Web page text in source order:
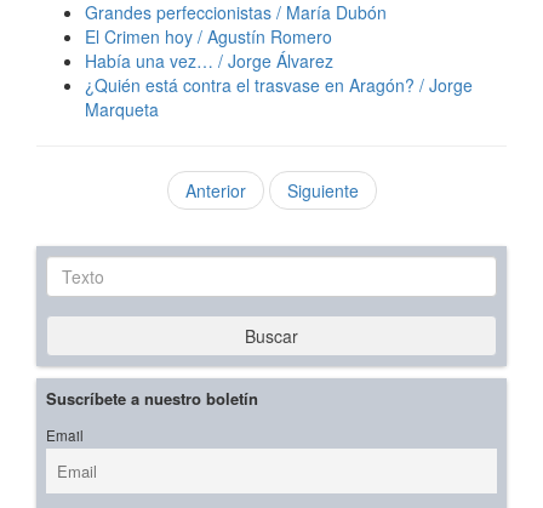
Grandes perfeccionistas / María Dubón
El Crimen hoy / Agustín Romero
Había una vez… / Jorge Álvarez
¿Quién está contra el trasvase en Aragón? / Jorge
Marqueta
Anterior Siguiente
Texto
Buscar
Suscríbete a nuestro boletín
Email